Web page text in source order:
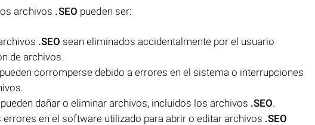
archivos .SEO pueden ser:
.SEO sean eliminados accidentalmente por el usuario
de archivos.
pueden corromperse debido a errores en el sistema o interrupciones
dañar o eliminar archivos, incluidos los archivos .SEO.
en el software utilizado para abrir o editar archivos .SEO